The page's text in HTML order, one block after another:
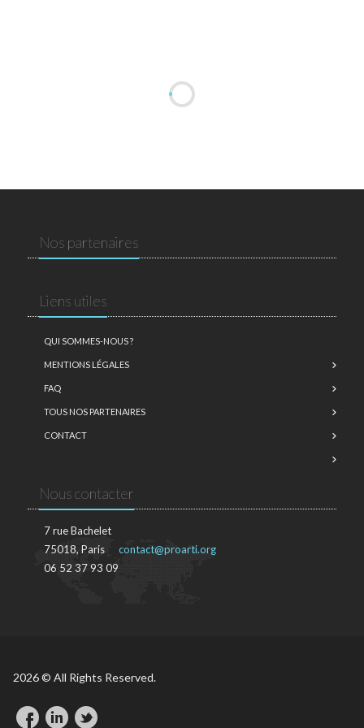
Nos partenaires
Liens utiles
QUI SOMMES-NOUS ?
MENTIONS LÉGALES
FAQ
TOUS NOS PARTENAIRES
CONTACT
Nous contacter
7 rue Bachelet
75018, Paris
06 52 37 93 09
contact@proarti.org
2026 © All Rights Reserved.